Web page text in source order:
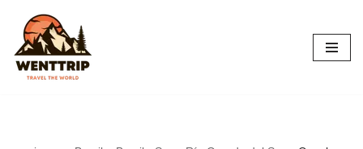
Saltar
al
contenido